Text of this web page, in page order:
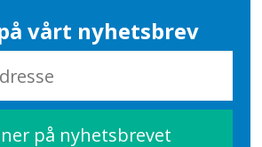
vårt nyhetsbrev